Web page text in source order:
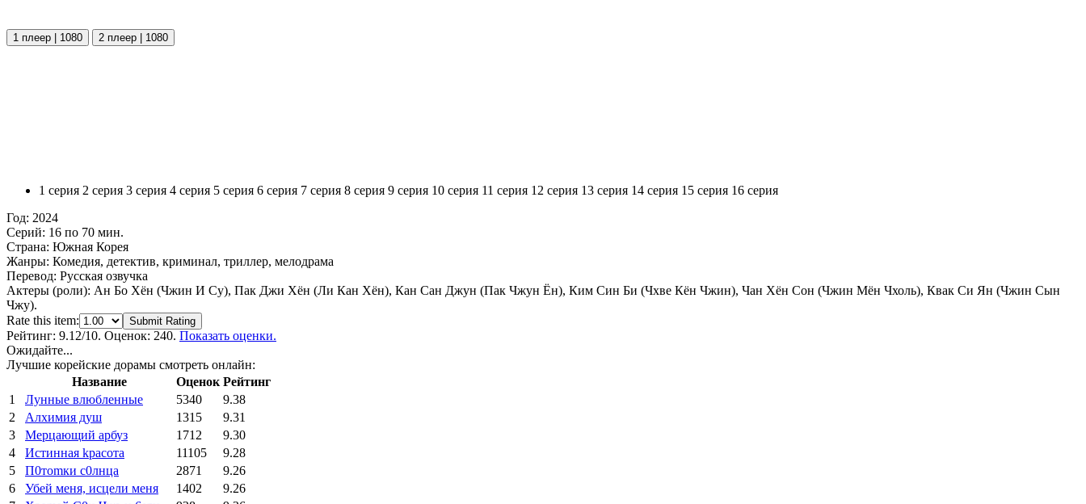
1 плеер | 1080 2 плеер | 1080
1 серия 2 серия 3 серия 4 серия 5 серия 6 серия 7 серия 8 серия 9 серия 10 серия 11 серия 12 серия 13 серия 14 серия 15 серия 16 серия
Год: 2024
Серий: 16 по 70 мин.
Страна: Южная Корея
Жанры: Комедия, детектив, криминал, триллер, мелодрама
Перевод: Русская озвучка
Актеры (роли): Ан Бо Хён (Чжин И Су), Пак Джи Хён (Ли Кан Хён), Кан Сан Джун (Пак Чжун Ён), Ким Cин Би (Чхве Кён Чжин), Чан Хён Сон (Чжин Мён Чхоль), Квак Си Ян (Чжин Сын
Чжу).
Rate this item:
Submit Rating
Рейтинг: 9.12/10. Оценок: 240. Показать оценки.
Ожидайте...
Лучшие корейские дорамы смотреть онлайн:
Название
Оценок Рейтинг
1
Лунные влюбленные 5340
9.38
2
Алхимия душ 1315
9.31
3
Мерцающий арбуз 1712
9.30
4
Иcтиннaя kрасoтa 11105
9.28
5
П0тоmки c0лнцa 2871
9.26
6
Убей меня, исцели меня 1402
9.26